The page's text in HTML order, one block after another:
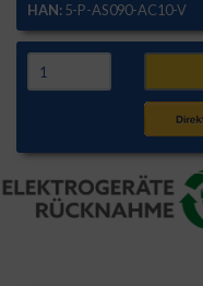
HAN:5-P-AS090-AC10-V